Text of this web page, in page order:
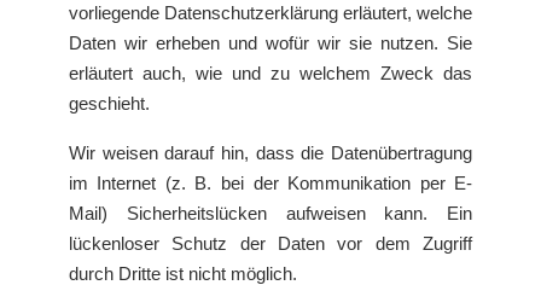
vorliegende Datenschutzerklärung erläutert, welche
Daten wir erheben und wofür wir sie nutzen. Sie
erläutert auch, wie und zu welchem Zweck das
geschieht.
Wir weisen darauf hin, dass die Datenübertragung
im Internet (z. B. bei der Kommunikation per E-
Mail) Sicherheitslücken aufweisen kann. Ein
lückenloser Schutz der Daten vor dem Zugriff
durch Dritte ist nicht möglich.